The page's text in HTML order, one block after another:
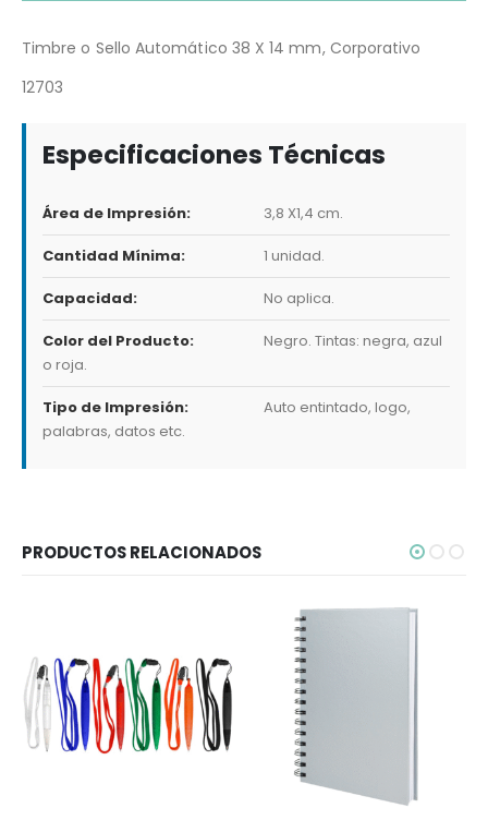
Timbre o Sello Automático 38 X 14 mm, Corporativo
12703
Especificaciones Técnicas
Área de Impresión: 3,8 X1,4 cm.
Cantidad Mínima: 1 unidad.
Capacidad: No aplica.
Color del Producto:
Negro. Tintas: negra, azul
o roja.
Tipo de Impresión:
Auto entintado, logo,
palabras, datos etc.
PRODUCTOS RELACIONADOS